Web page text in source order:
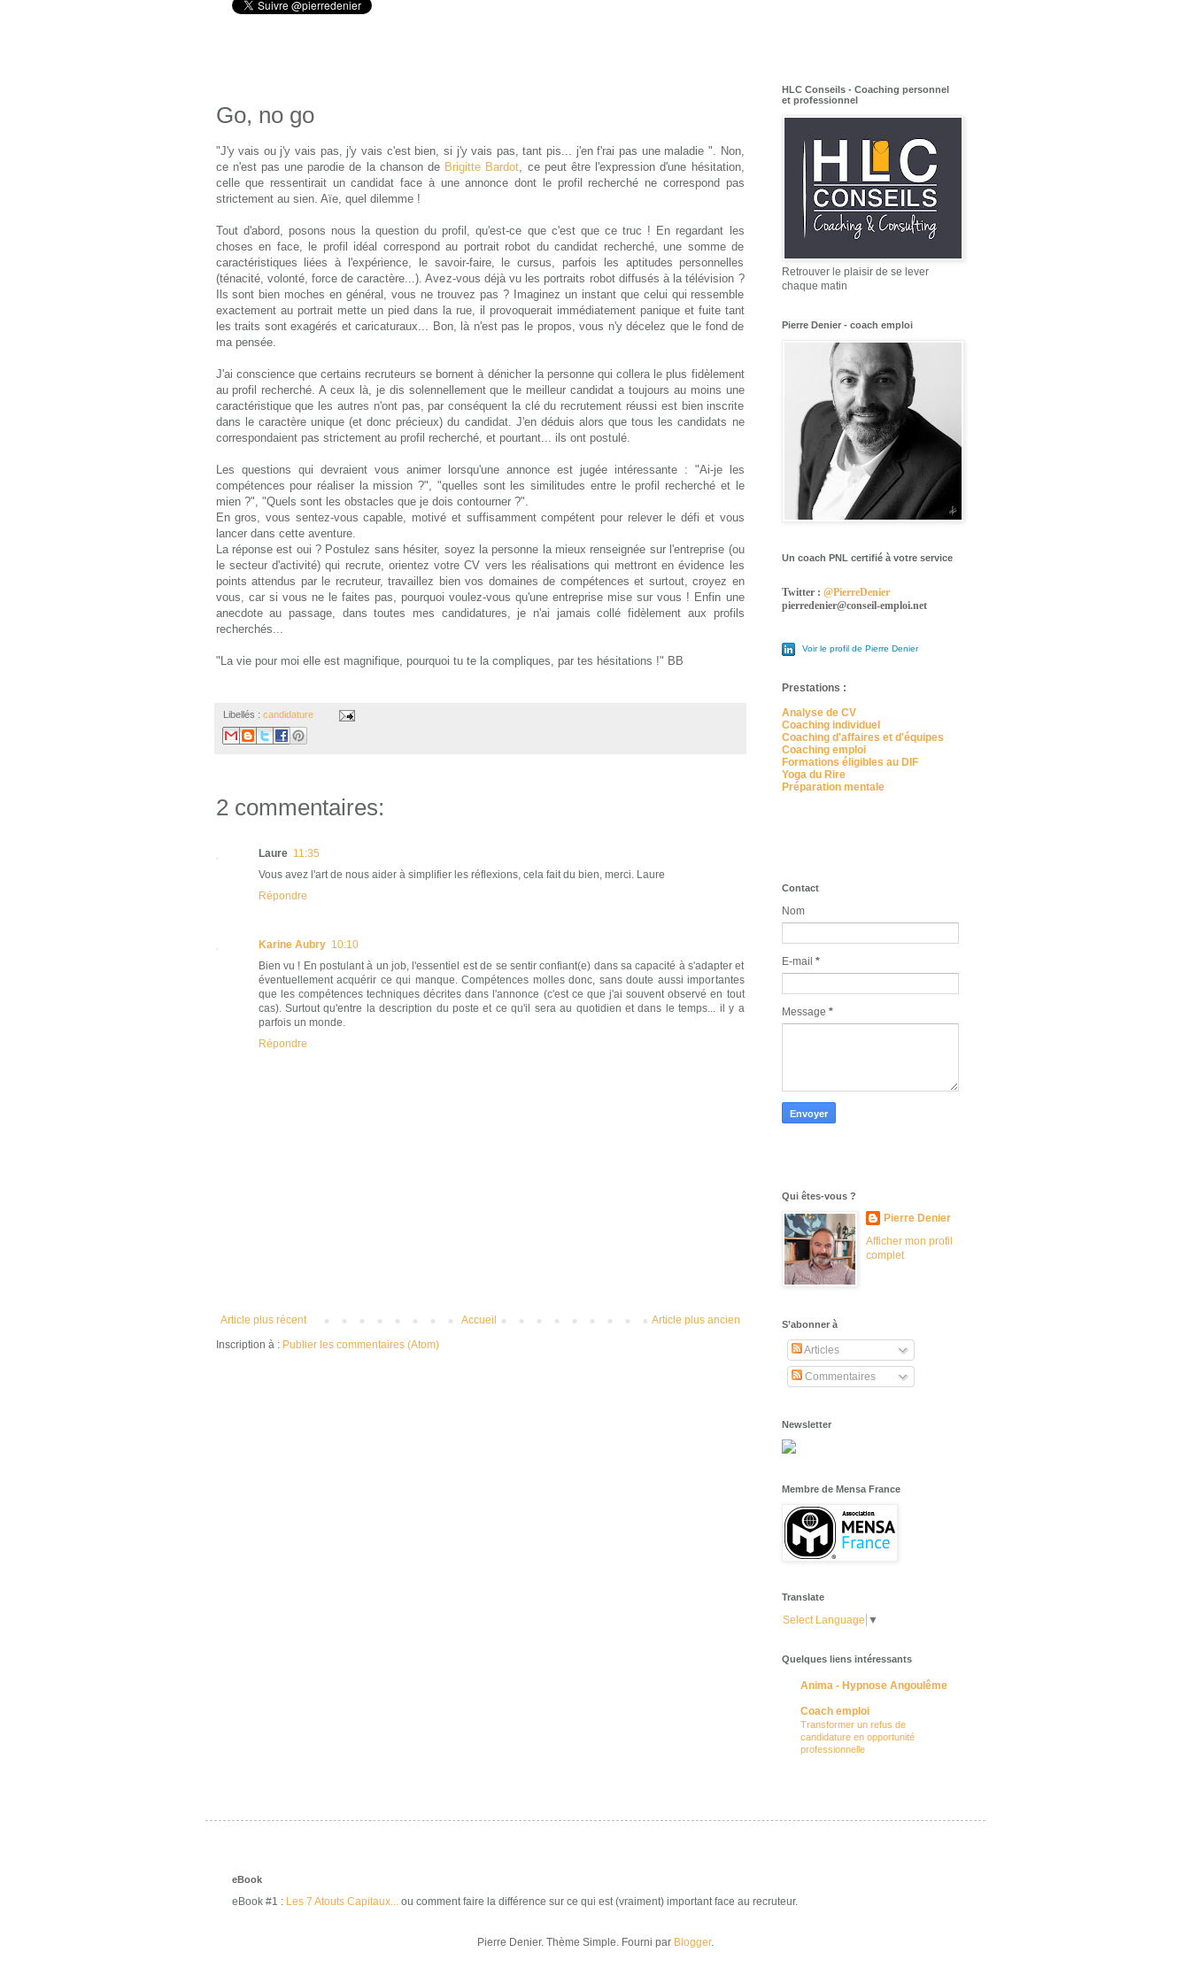
Go, no go
"J'y vais ou j'y vais pas, j'y vais c'est bien, si j'y vais pas, tant pis... j'enf'rai pas une maladie ". Non,
ce n'est pas une parodie de la chanson de Brigitte Bardot, ce peut être l'expression d'une hésitation,
celle que ressentirait un candidat face à une annonce dont le profil recherché ne correspond pas
strictement au sien. Aïe, quel dilemme !
Tout d'abord, posons nous la question du profil, qu'est-ce que c'est que ce truc ! En regardant les
choses en face, le profil idéal correspond au portrait robot du candidat recherché, une somme de
caractéristiques liées à l'expérience, le savoir-faire, le cursus, parfois les aptitudes personnelles
(ténacité, volonté, force de caractère...). Avez-vous déjà vu les portraits robot diffusés à la télévision ?
Ils sont bien moches en général, vous ne trouvez pas ? Imaginez un instant que celui qui ressemble
exactement au portrait mette un pied dans la rue, il provoquerait immédiatement panique et fuite tant
les traits sont exagérés et caricaturaux... Bon, là n'est pas le propos, vous n'y décelez que le fond de
ma pensée.
J'ai conscience que certains recruteurs se bornent à dénicher la personne qui collera le plus fidèlement
au profil recherché. A ceux là, je dis solennellement que le meilleur candidat a toujours au moins une
caractéristique que les autres n'ont pas, par conséquent la clé du recrutement réussi est bien inscrite
dans le caractère unique (et donc précieux) du candidat. J'en déduis alors que tous les candidats ne
correspondaient pas strictement au profil recherché, et pourtant... ils ont postulé.
Les questions qui devraient vous animer lorsqu'une annonce est jugée intéressante : "Ai-je les
compétences pour réaliser la mission ?", "quelles sont les similitudes entre le profil recherché et le
mien ?", "Quels sont les obstacles que je dois contourner ?".
En gros, vous sentez-vous capable, motivé et suffisamment compétent pour relever le défi et vous
lancer dans cette aventure.
La réponse est oui ? Postulez sans hésiter, soyez la personne la mieux renseignée sur l'entreprise (ou
le secteur d'activité) qui recrute, orientez votreCV vers les réalisations qui mettront en évidence les
points attendus par le recruteur, travaillez bien vos domaines de compétences et surtout, croyez en
vous, car si vous ne le faites pas, pourquoivoulez-vous qu'une entreprise mise sur vous ! Enfin une
anecdote au passage, dans toutes mes candidatures, je n'ai jamais collé fidèlement aux profils
recherchés...
"La vie pour moi elle est magnifique, pourquoi tu te la compliques, par tes hésitations !" BB
Libellés : candidature
2 commentaires:
Laure 11:35
Vous avez l'art de nous aider à simplifier les réflexions, cela fait du bien, merci. Laure
Répondre
Karine Aubry 10:10
Bien vu ! En postulant à un job, l'essentiel est de se sentir confiant(e) dans sa capacité à s'adapter et
éventuellement acquérir ce qui manque. Compétences molles donc, sans doute aussi importantes
que les compétences techniques décrites dans l'annonce (c'est ce que j'ai souvent observé en tout
cas). Surtout qu'entre la description du poste et ce qu'il sera au quotidien et dans le temps... il y a
parfois un monde.
Répondre
Article plus récent Article plus ancien
Accueil
Inscription à : Publier les commentaires (Atom)
HLC Conseils - Coaching personnel
et professionnel
Retrouver le plaisir de se lever
chaque matin
Pierre Denier - coach emploi
Un coach PNL certifié à votre service
Twitter : @PierreDenier
pierredenier@conseil-emploi.net
Voir le profil de Pierre Denier
Prestations :
Analyse de CV
Coaching individuel
Coaching d'affaires et d'équipes
Coaching emploi
Formations éligibles au DIF
Yoga du Rire
Préparation mentale
Contact
Nom
E-mail *
Message *
Qui êtes-vous ?
Pierre Denier
Afficher mon profil
complet
S’abonner à
Articles
Commentaires
Newsletter
Membre de Mensa France
Translate
Select Language ▼
Quelques liens intéressants
Anima - Hypnose Angoulême
Coach emploi
Transformer un refus de
candidature en opportunité
professionnelle
eBook
eBook #1 : Les 7 Atouts Capitaux...ou comment faire la différence sur ce qui est (vraiment) important face au recruteur.
Pierre Denier. Thème Simple. Fourni par Blogger.